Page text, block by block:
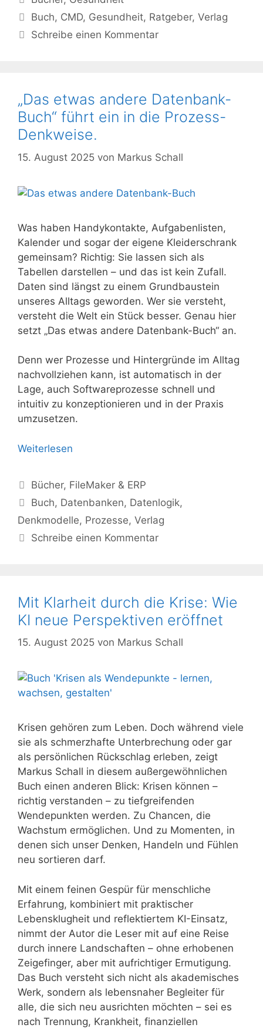
Schlagwörter
Buch, CMD, Gesundheit, Ratgeber,Verlag
Schreibe einen Kommentar
„Das etwas andere Datenbank-
Buch“ führt ein in die Prozess-
Denkweise.
15. August 2025 von Markus Schall
Was haben Handykontakte, Aufgabenlisten,
Kalender und sogar der eigene Kleiderschrank
gemeinsam? Richtig: Sie lassen sich als
Tabellen darstellen – und das ist kein Zufall.
Daten sind längst zu einem Grundbaustein
unseres Alltags geworden. Wer sie versteht,
versteht die Welt ein Stück besser. Genau hier
setzt „Das etwas andere Datenbank-Buch“ an.
Denn wer Prozesse und Hintergründe im Alltag
nachvollziehen kann, ist automatisch in der
Lage, auch Softwareprozesse schnell und
intuitiv zu konzeptionieren und in der Praxis
umzusetzen.
Weiterlesen
Kategorien
Bücher, FileMaker & ERP
Schlagwörter
Buch, Datenbanken, Datenlogik,
Denkmodelle, Prozesse, Verlag
Schreibe einen Kommentar
Mit Klarheit durch die Krise: Wie
KI neue Perspektiven eröffnet
15. August 2025 von Markus Schall
Krisen gehören zum Leben. Doch während viele
sie als schmerzhafte Unterbrechung oder gar
als persönlichen Rückschlag erleben, zeigt
Markus Schall in diesem außergewöhnlichen
Buch einen anderen Blick: Krisen können –
richtig verstanden – zu tiefgreifenden
Wendepunkten werden. Zu Chancen, die
Wachstum ermöglichen. Und zu Momenten, in
denen sich unser Denken, Handeln und Fühlen
neu sortieren darf.
Mit einem feinen Gespür für menschliche
Erfahrung, kombiniert mit praktischer
Lebensklugheit und reflektiertem KI-Einsatz,
nimmt der Autor die Leser mit auf eine Reise
durch innere Landschaften – ohne erhobenen
Zeigefinger, aber mit aufrichtiger Ermutigung.
Das Buch versteht sich nicht als akademisches
Werk, sondern als lebensnaher Begleiter für
alle, die sich neu ausrichten möchten – sei es
nach Trennung, Krankheit, finanziellen